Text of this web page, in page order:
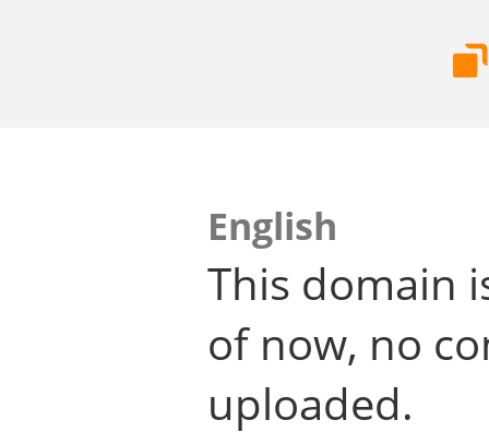
English
This domain
of now, no
uploaded.